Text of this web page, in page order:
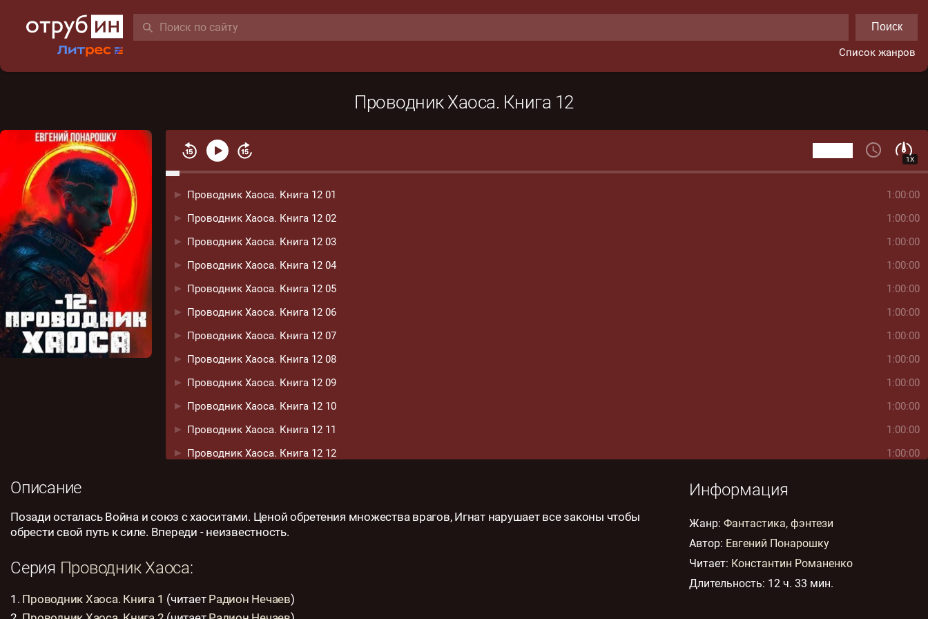
Поиск
Список жанров
Проводник Хаоса. Книга 12
1X
1:00:00
Проводник Хаоса. Книга 12 01
1:00:00
Проводник Хаоса. Книга 12 02
1:00:00
Проводник Хаоса. Книга 12 03
1:00:00
Проводник Хаоса. Книга 12 04
1:00:00
Проводник Хаоса. Книга 12 05
1:00:00
Проводник Хаоса. Книга 12 06
1:00:00
Проводник Хаоса. Книга 12 07
1:00:00
Проводник Хаоса. Книга 12 08
1:00:00
Проводник Хаоса. Книга 12 09
1:00:00
Проводник Хаоса. Книга 12 10
1:00:00
Проводник Хаоса. Книга 12 11
1:00:00
Проводник Хаоса. Книга 12 12
Описание
Позади осталась Война и союз с хаоситами. Ценой обретения множества врагов, Игнат нарушает все законы чтобы
обрести свой путь к силе. Впереди - неизвестность.
Серия Проводник Хаоса:
1. Проводник Хаоса. Книга 1 (читает Радион Нечаев)
Информация
Жанр: Фантастика, фэнтези
Автор: Евгений Понарошку
Читает: Константин Романенко
Длительность: 12 ч. 33 мин.